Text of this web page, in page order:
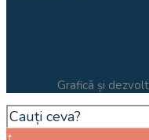
Graficã și
Search
for: